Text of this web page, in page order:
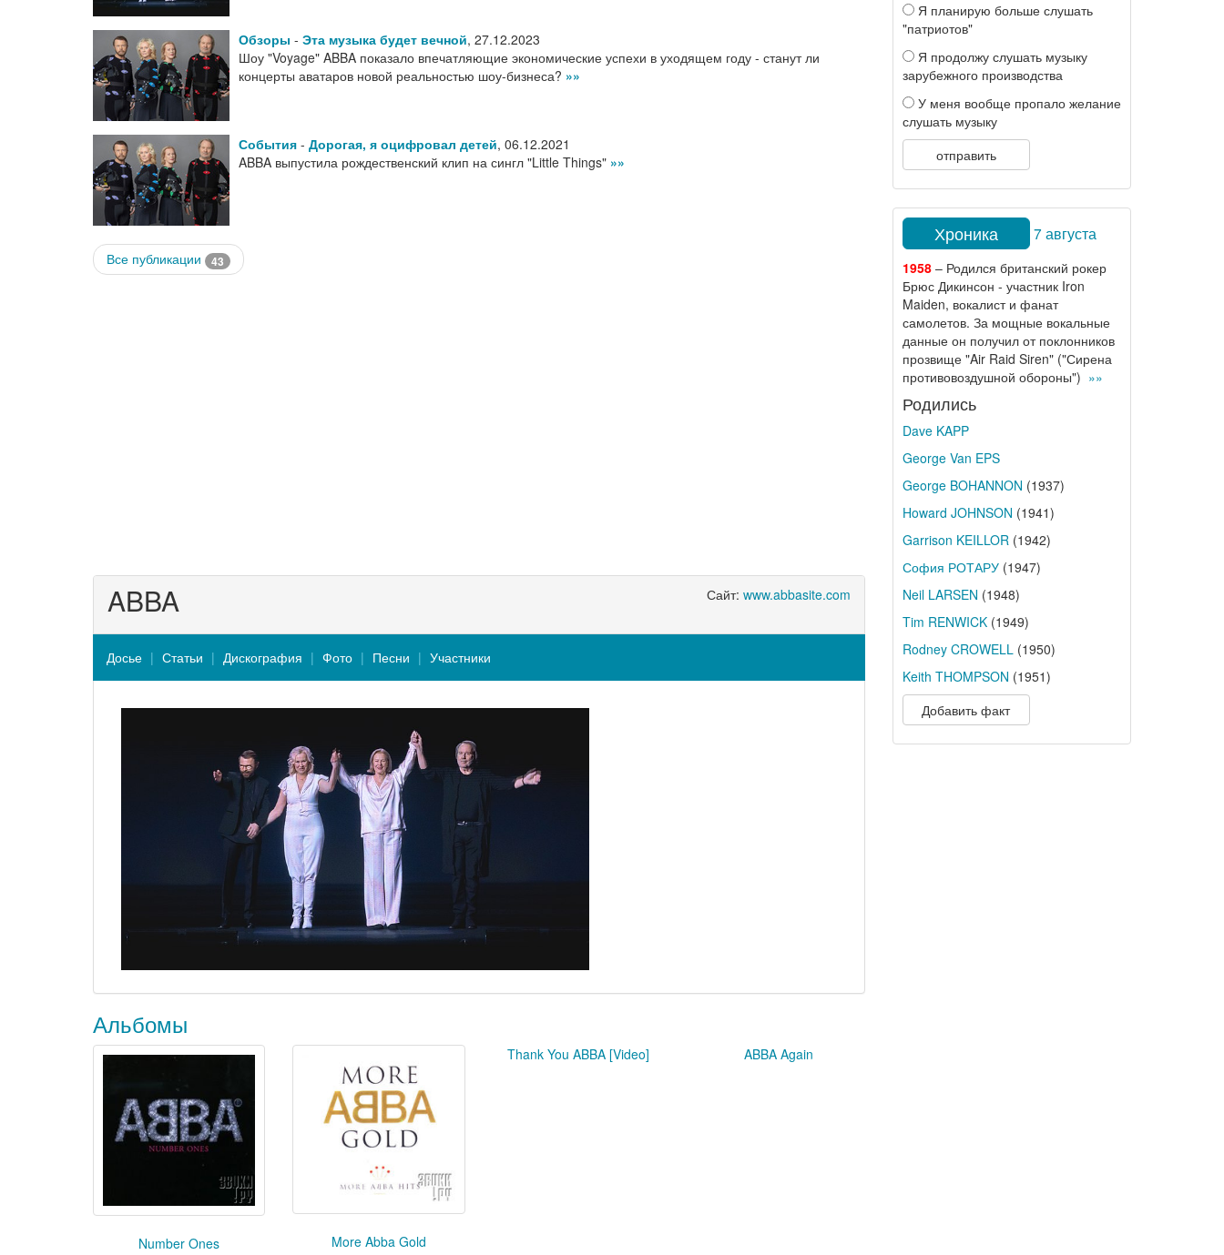
Обзоры - Эта музыка будет вечной, 27.12.2023
Шоу "Voyage" ABBA показало впечатляющие экономические успехи в уходящем году - станут ли
концерты аватаров новой реальностью шоу-бизнеса? »»
События - Дорогая, я оцифровал детей, 06.12.2021
ABBA выпустила рождественский клип на сингл "Little Things" »»
Все публикации 43
Сайт: www.abbasite.com
ABBA
Досье Статьи Дискография Фото Песни Участники
Альбомы
Number Ones More Abba Gold
Thank You ABBA [Video] ABBA Again
Я планирую больше слушать
"патриотов"
Я продолжу слушать музыку
зарубежного производства
У меня вообще пропало желание
слушать музыку
отправить
Хроника 7 августа
1958– Родился британский рокер
Брюс Дикинсон - участник Iron
Maiden, вокалист и фанат
самолетов. За мощные вокальные
данные он получил от поклонников
прозвище "Air Raid Siren" ("Сирена
противовоздушной обороны") »»
Родились
Dave KAPP
George Van EPS
George BOHANNON (1937)
Howard JOHNSON (1941)
Garrison KEILLOR(1942)
София РОТАРУ(1947)
Neil LARSEN (1948)
Tim RENWICK(1949)
Rodney CROWELL(1950)
Keith THOMPSON (1951)
Добавить факт